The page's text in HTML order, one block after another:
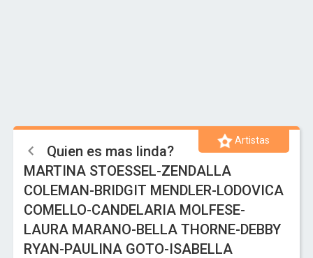
Artistas
Quien es mas linda?
MARTINA STOESSEL-ZENDALLA
COLEMAN-BRIDGIT MENDLER-LODOVICA
COMELLO-CANDELARIA MOLFESE-
LAURA MARANO-BELLA THORNE-DEBBY
RYAN-PAULINA GOTO-ISABELLA